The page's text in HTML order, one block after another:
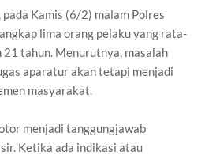
Kamis (6/2) malam Polres
lima orang pelaku yang rata-
21 tahun. Menurutnya, masalah
aparatur akan tetapi menjadi
masyarakat.
menjadi tanggungjawab
Ketika ada indikasi atau